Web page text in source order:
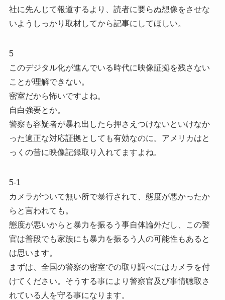
社に先んじて報道するより、読者に要らぬ想像をさせな
いようしっかり取材してから記事にしてほしい。
5
このデジタル化が進んでいる時代に映像証拠を残さない
ことが理解できない。
密室だから怖いですよね。
自白強要とか。
警察も容疑者が暴れ出したら押さえつけないといけなか
った適正な対応証拠としても有効なのに。アメリカはと
っくの昔に映像記録取り入れてますよね。
5-1
カメラがついて無い所で暴行されて、態度が悪かったか
らと言われても。
態度が悪いからと暴力を振るう事自体論外だし、この警
官は普段でも家族にも暴力を振るう人の可能性もあると
は思います。
まずは、全国の警察の密室での取り調べにはカメラを付
けてください。そうする事により警察官及び事情聴取さ
れている人を守る事になります。